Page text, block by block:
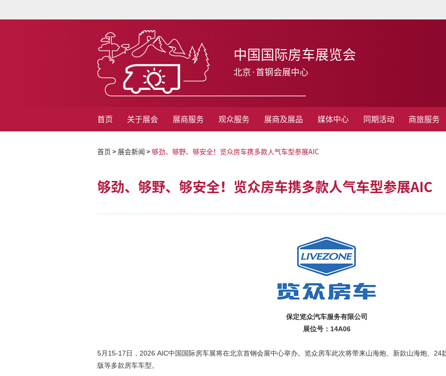
中国国际房车展览会
北京·首钢会展中心
首页 关于展会 展商服务 观众服务 展商及展品 媒体中心 同期活动 商旅服务
首页 > 展会新闻 > 够劲、够野、够安全！览众房车携多款人气车型参展AIC
够劲、够野、够安全！览众房车携多款人气车型参展AIC
保定览众汽车服务有限公司
展位号：14A06
5月15-17日，2026 AIC中国国际房车展将在北京首钢会展中心举办。览众房车此次将带来山海炮、新款山海炮、24
版等多款房车车型。